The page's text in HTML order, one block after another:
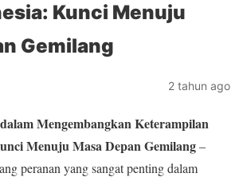
Kunci Menuju
Gemilang
2 tahun ago
Mengembangkan Keterampilan
Menuju Masa Depan Gemilang–
peranan yang sangat penting dalam